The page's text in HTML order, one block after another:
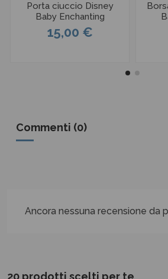
Porta ciuccio Disney
Baby Enchanting
15,00 €
Commenti (0)
Ancora nessuna recensione da
20 prodotti scelti per te